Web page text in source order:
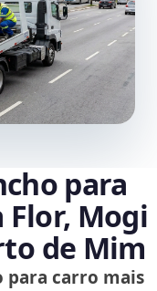
para
Flor, Mogi
de Mim
para carro mais